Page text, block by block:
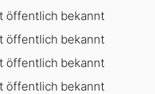
öffentlich bekannt
öffentlich bekannt
öffentlich bekannt
öffentlich bekannt